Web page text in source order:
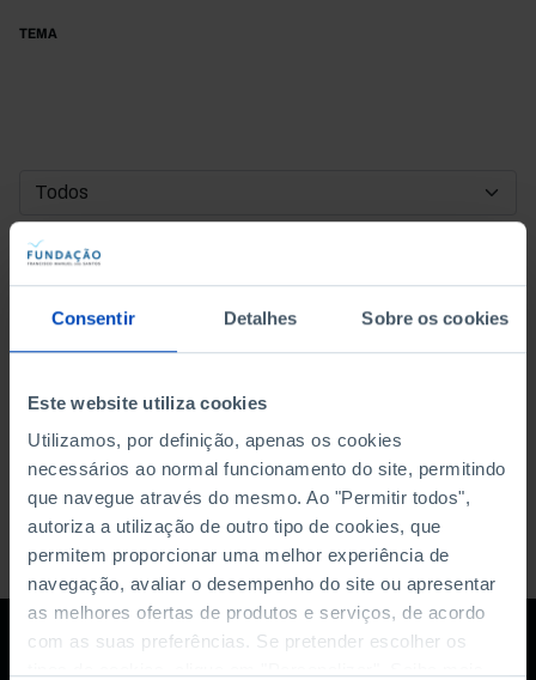
Consentir Detalhes Sobre os cookies
Este website utiliza cookies
Utilizamos, por definição, apenas os cookies
necessários ao normal funcionamento do site, permitindo
que navegue através do mesmo. Ao "Permitir todos",
autoriza a utilização de outro tipo de cookies, que
permitem proporcionar uma melhor experiência de
navegação, avaliar o desempenho do site ou apresentar
as melhores ofertas de produtos e serviços, de acordo
com as suas preferências. Se pretender escolher os
TEMA
DATA DE INÍCIO
DATA DE FIM